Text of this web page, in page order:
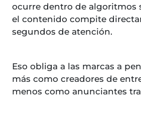
ocurre dentro de algoritmos
el contenido compite
segundos de atención.
Eso obliga a las marcas a
más como creadores de
menos como anunciantes